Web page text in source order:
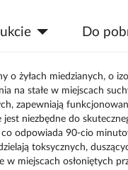
Do
o żyłach miedzianych, o
na stałe w miejscach
zapewniają
jest niezbędne do
odpowiada 90-cio
toksycznych,
w miejscach osłoniętych